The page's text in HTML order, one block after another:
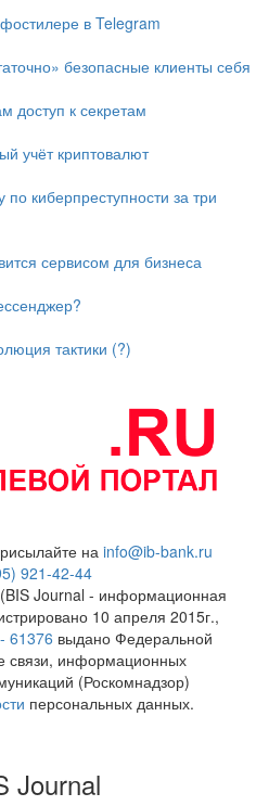
в Telegram
безопасные клиенты себя
доступ к секретам
учёт криптовалют
по киберпреступности за три
сервисом для бизнеса
тактики (?)
на info@ib-bank.ru
921-42-44
Journal - информационная
10 апреля 2015г.,
61376 выдано Федеральной
связи, информационных
(Роскомнадзор)
персональных данных.
Journal